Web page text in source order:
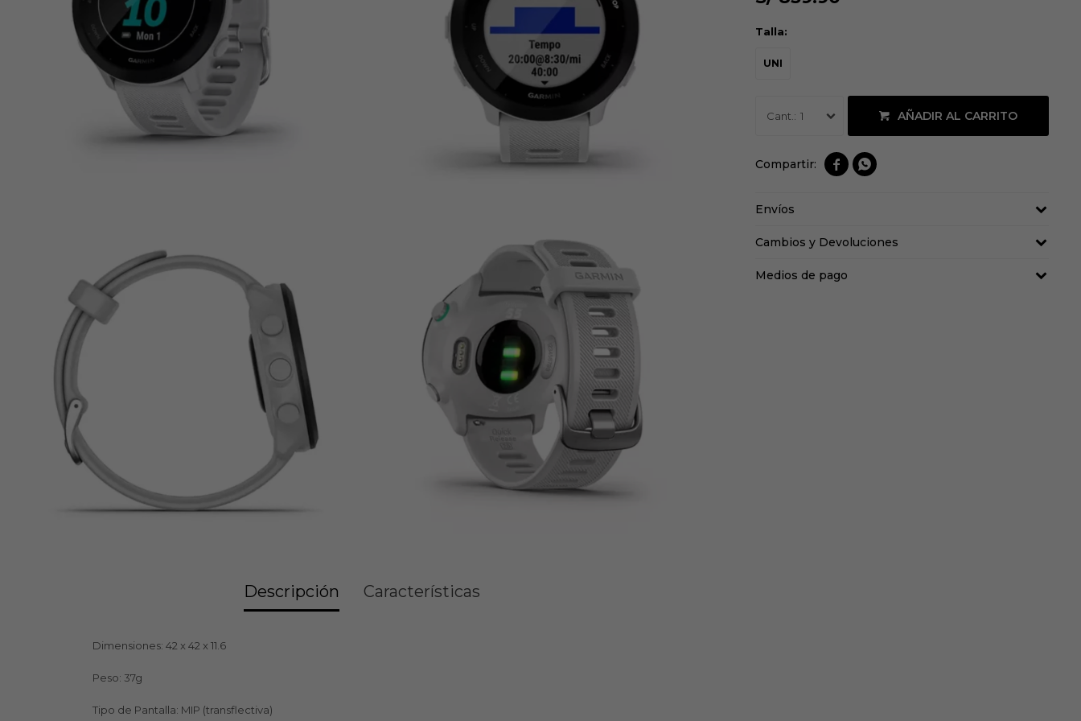
Descripción Características
Dimensiones: 42 x 42 x 11.6
Peso: 37g
Tipo de Pantalla: MIP (transflectiva)
Talla:
UNI
1 AÑADIR AL CARRITO
 
Envíos
Cambios y Devoluciones
Medios de pago